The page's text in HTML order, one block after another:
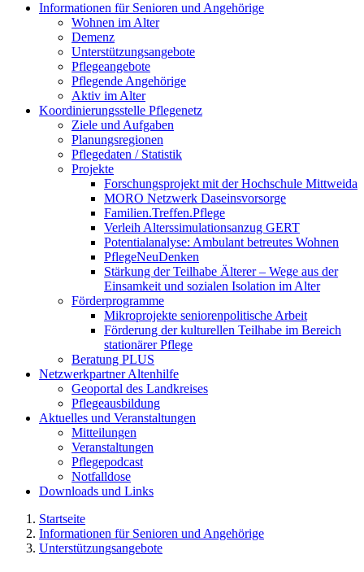
Informationen für Senioren und Angehörige
Wohnen im Alter
Demenz
Unterstützungsangebote
Pflegeangebote
Pflegende Angehörige
Aktiv im Alter
Koordinierungsstelle Pflegenetz
Ziele und Aufgaben
Planungsregionen
Pflegedaten / Statistik
Projekte
Forschungsprojekt mit der Hochschule Mittweida
MORO Netzwerk Daseinsvorsorge
Familien.Treffen.Pflege
Verleih Alterssimulationsanzug GERT
Potentialanalyse: Ambulant betreutes Wohnen
PflegeNeuDenken
Stärkung der Teilhabe Älterer – Wege aus der
Einsamkeit und sozialen Isolation im Alter
Förderprogramme
Mikroprojekte seniorenpolitische Arbeit
Förderung der kulturellen Teilhabe im Bereich
stationärer Pflege
Beratung PLUS
Netzwerkpartner Altenhilfe
Geoportal des Landkreises
Pflegeausbildung
Aktuelles und Veranstaltungen
Mitteilungen
Veranstaltungen
Pflegepodcast
Notfalldose
Downloads und Links
Startseite
Informationen für Senioren und Angehörige
Unterstützungsangebote